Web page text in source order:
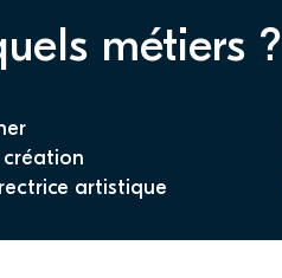
métiers ?
création
artistique